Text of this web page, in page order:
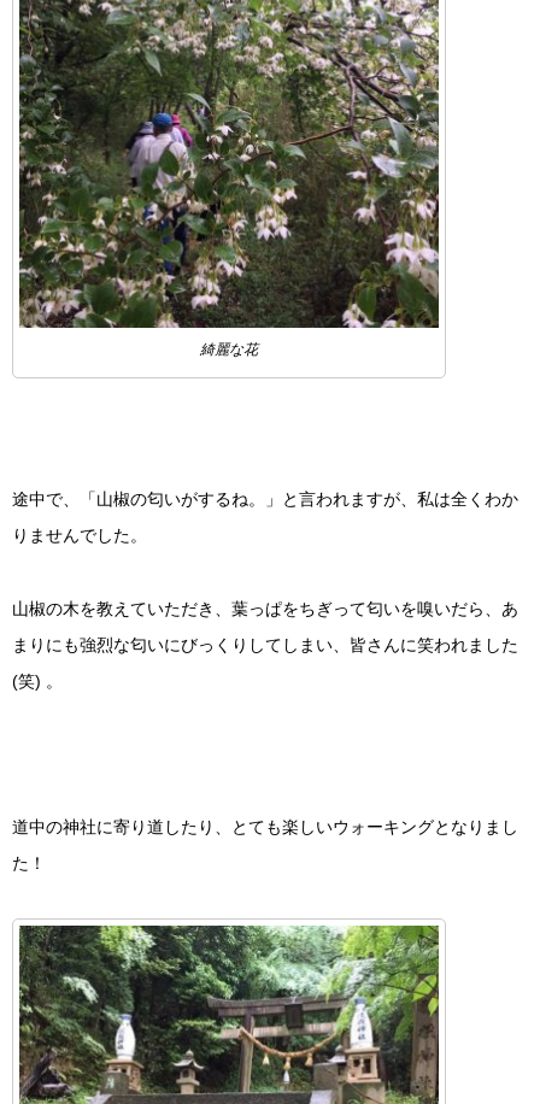
綺麗な花
途中で、「山椒の匂いがするね。」と言われますが、私は全くわか
りませんでした。
山椒の木を教えていただき、葉っぱをちぎって匂いを嗅いだら、あ
まりにも強烈な匂いにびっくりしてしまい、皆さんに笑われました
(笑) 。
道中の神社に寄り道したり、とても楽しいウォーキングとなりまし
た！